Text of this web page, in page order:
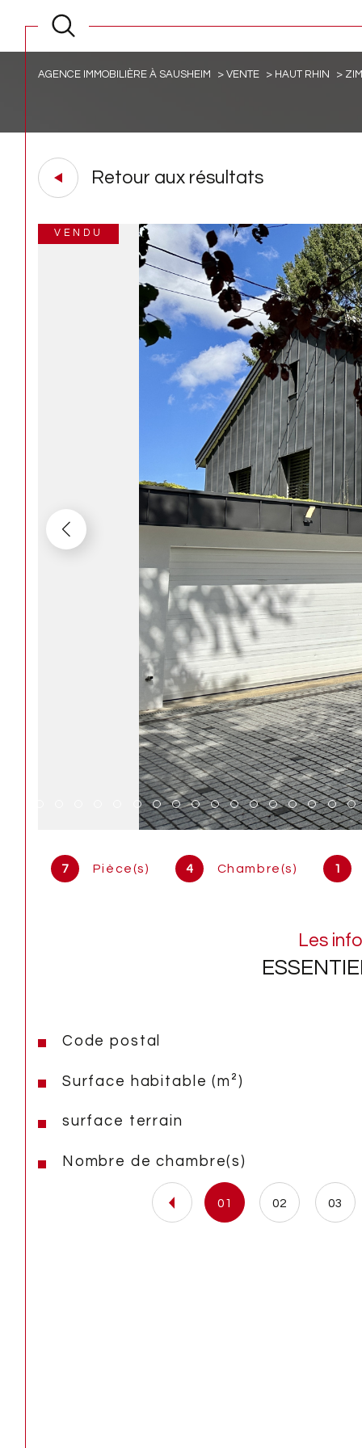
AGENCE IMMOBILIÈRE À SAUSHEIM VENTE HAUT RHIN
Retour aux résultats
VENDU
7 Pièce(s) 4 Chambre(s) 1
Les
Caractéristiques Valeurs
Code postal
Surface habitable (m²)
surface terrain
Nombre de chambre(s)
01 02 03